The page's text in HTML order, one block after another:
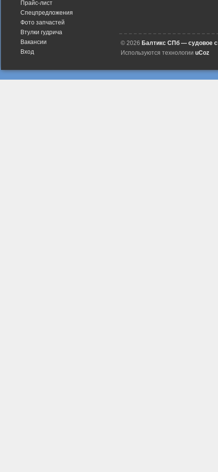
Прайс-лист
Спецпредложения
Фото запчастей
Втулки гудрича
Вакансии
Вход
© 2026 Балтикс СПб — судовое
Используются технологии uCoz